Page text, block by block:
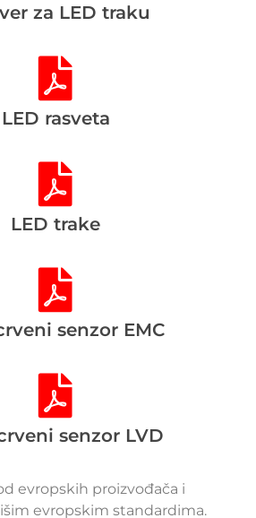
za LED traku
LED rasveta
LED trake
senzor EMC
senzor LVD
evropskih proizvođača i
evropskim standardima.